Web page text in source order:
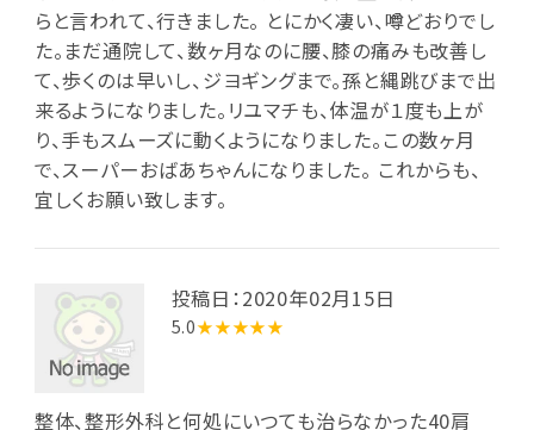
らと言われて、行きました。 とにかく凄い、噂どおりでし
た。まだ通院して、数ヶ月なのに腰、膝の痛みも改善し
て、歩くのは早いし、ジヨギングまで。孫と縄跳びまで出
来るようになりました。リユマチも、体温が１度も上が
り、手もスムーズに動くようになりました。この数ヶ月
で、スーパーおばあちゃんになりました。 これからも、
宜しくお願い致します。
投稿日：2020年02月15日
5.0★★★★★
整体、整形外科と何処にいつても治らなかった40肩